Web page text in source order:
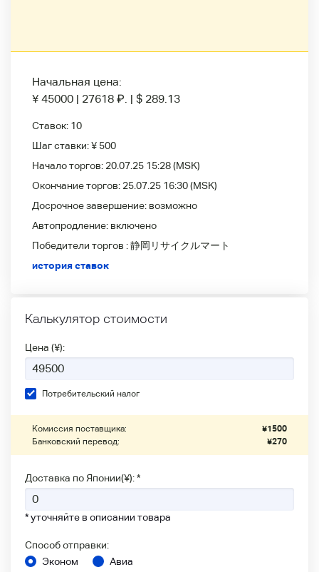
Начальная цена:
¥ 45000 | 27618 ₽ | $ 289.13
Ставок: 10
Шаг ставки:¥ 500
Начало торгов: 20.07.25 15:28(MSK)
Окончание торгов: 25.07.25 16:30(MSK)
Досрочное завершение: возможно
Автопродление: включено
Победители
торгов :静岡リサイクルマート
история ставок
Калькулятор стоимости
Цена (¥):
Потребительский налог
Комиссия поставщика: ¥1500
Банковский перевод:
¥270
Доставка по Японии(¥): *
* уточняйте в описании товара
Способ отправки:
Эконом
Авиа